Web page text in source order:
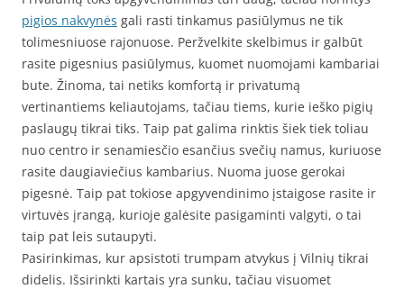
pigios nakvynės gali rasti tinkamus pasiūlymus ne tik
tolimesniuose rajonuose. Peržvelkite skelbimus ir galbūt
rasite pigesnius pasiūlymus, kuomet nuomojami kambariai
bute. Žinoma, tai netiks komfortą ir privatumą
vertinantiems keliautojams, tačiau tiems, kurie ieško pigių
paslaugų tikrai tiks. Taip pat galima rinktis šiek tiek toliau
nuo centro ir senamiesčio esančius svečių namus, kuriuose
rasite daugiaviečius kambarius. Nuoma juose gerokai
pigesnė. Taip pat tokiose apgyvendinimo įstaigose rasite ir
virtuvės įrangą, kurioje galėsite pasigaminti valgyti, o tai
taip pat leis sutaupyti.
Pasirinkimas, kur apsistoti trumpam atvykus į Vilnių tikrai
didelis. Išsirinkti kartais yra sunku, tačiau visuomet